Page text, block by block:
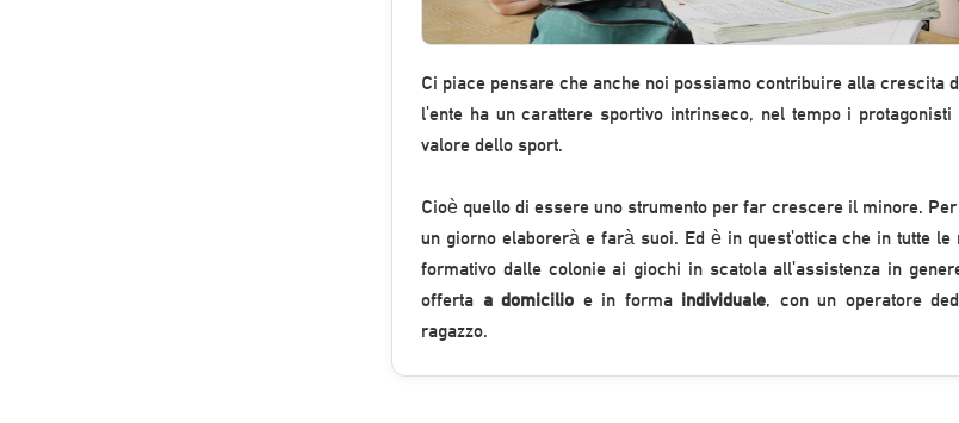
Ci piace pensare che anche noi possiamo contribuire alla crescita
l'ente ha un carattere sportivo intrinseco, nel tempo i
valore dello sport.
Cioè quello di essere uno strumento per far crescere il minore.
un giorno elaborerà e farà suoi. Ed è in quest'ottica che in tutte
formativo dalle colonie ai giochi in scatola all'assistenza in
offerta a domicilio e in forma individuale, con un operatore
ragazzo.